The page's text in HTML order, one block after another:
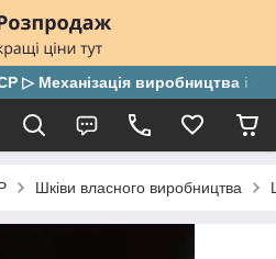
▷ Механізація виробництва і
Шківи власного виробництва